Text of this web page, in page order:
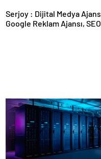
Serjoy : Dijital Medya Ajansı,
Google Reklam Ajansı, SEO